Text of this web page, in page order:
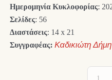
Ημερομηνία Κυκλοφορίας:
Σελίδες: 56
Διαστάσεις: 14 x 21
Συγγραφέας: Καδικιώτη